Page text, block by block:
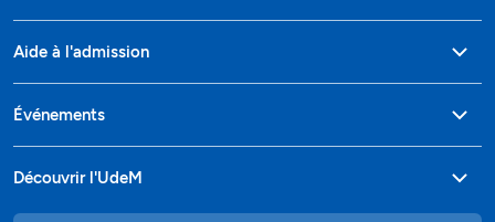
Aide à l'admission
Événements
Découvrir l'UdeM